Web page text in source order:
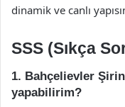
dinamik ve canlı
SSS (Sıkça
1. Bahçelievler
yapabilirim?